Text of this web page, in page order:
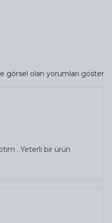
görsel olan yorumları göster
. Yeterli bir ürün